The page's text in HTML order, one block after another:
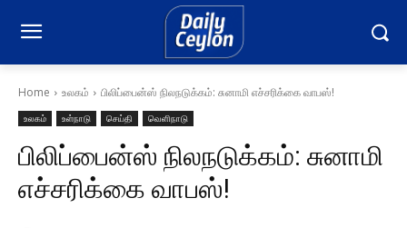
Home உலகம் பிலிப்பைன்ஸ் நிலநடுக்கம்: சுனாமி எச்சரிக்கை வாபஸ்!
உலகம் உள்நாடு செய்தி வெளிநாடு
பிலிப்பைன்ஸ் நிலநடுக்கம்: சுனாமி
எச்சரிக்கை வாபஸ்!